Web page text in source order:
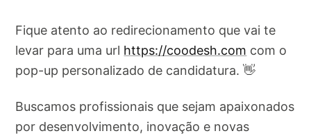
Fique atento ao redirecionamento que vai te
levar para uma url https://coodesh.com com o
pop-up personalizado de candidatura. 👋
Buscamos profissionais que sejam apaixonados
por desenvolvimento, inovação e novas